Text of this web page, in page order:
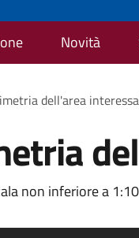
Novità
di pane
dell'area
non inferiore a